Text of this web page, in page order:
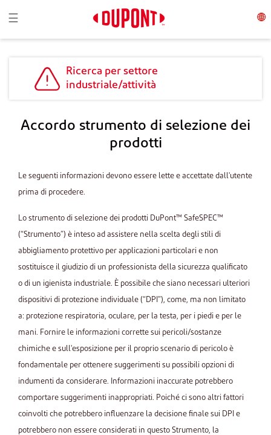
Toggle navigation
☰
Ricerca per settore
industriale/attività
Accordo strumento di selezione dei
prodotti
Le seguenti informazioni devono essere lette e accettate dall'utente
prima di procedere.
Lo strumento di selezione dei prodotti DuPont™ SafeSPEC™
(“Strumento”) è inteso ad assistere nella scelta degli stili di
abbigliamento protettivo per applicazioni particolari e non
sostituisce il giudizio di un professionista della sicurezza qualificato
o di un igienista industriale. È possibile che siano necessari ulteriori
dispositivi di protezione individuale (“DPI”), come, ma non limitato
a: protezione respiratoria, oculare, per la testa, per i piedi e per le
mani. Fornire le informazioni corrette sui pericoli/sostanze
chimiche e sull'esposizione per il proprio scenario di pericolo è
fondamentale per ottenere suggerimenti su possibili opzioni di
indumenti da considerare. Informazioni inaccurate potrebbero
comportare suggerimenti inappropriati. Poiché ci sono altri fattori
coinvolti che potrebbero influenzare la decisione finale sui DPI e
potrebbero non essere considerati in questo Strumento, la